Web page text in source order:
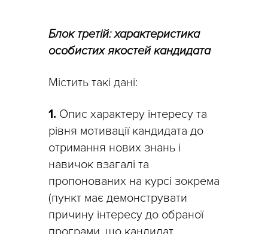
Блок третій: характеристика
особистих якостей кандидата
Містить такі дані:
1. Опис характеру інтересу та
рівня мотивації кандидата до
отримання нових знань і
навичок взагалі та
пропонованих на курсі зокрема
(пункт має демонструвати
причину інтересу до обраної